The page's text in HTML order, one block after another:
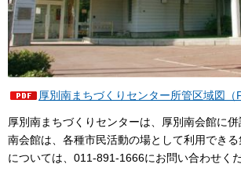
厚別南まちづくりセンター所管区域図（
厚別南まちづくりセンターは、厚別南会館に
南会館は、各種市民活動の場として利用でき
については、011-891-1666にお問い合わせくだ